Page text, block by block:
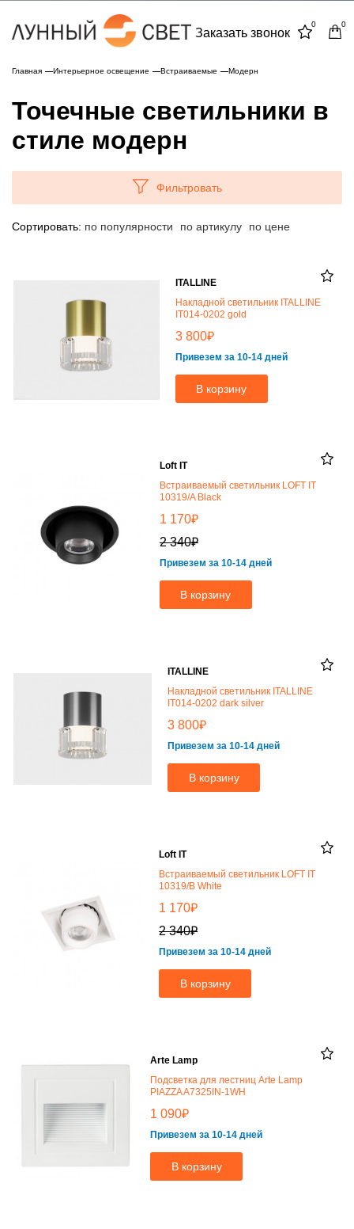
Заказать звонок
0 0
Главная Интерьерное освещение Встраиваемые Модерн
Точечные светильники в
стиле модерн
Фильтровать
Сортировать: по популярности по артикулу по цене
ITALLINE
Накладной светильник ITALLINE
IT014-0202 gold
3 800₽
Привезем за 10-14 дней
В корзину
Loft IT
Встраиваемый светильник LOFT IT
10319/A Black
1 170₽
2 340₽
Привезем за 10-14 дней
В корзину
ITALLINE
Накладной светильник ITALLINE
IT014-0202 dark silver
3 800₽
Привезем за 10-14 дней
В корзину
Loft IT
Встраиваемый светильник LOFT IT
10319/B White
1 170₽
2 340₽
Привезем за 10-14 дней
В корзину
Arte Lamp
Подсветка для лестниц Arte Lamp
PIAZZA A7325IN-1WH
1 090₽
Привезем за 10-14 дней
В корзину